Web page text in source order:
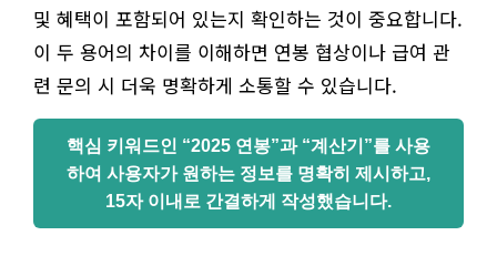
및 혜택이 포함되어 있는지 확인하는 것이 중요합니다.
이 두 용어의 차이를 이해하면 연봉 협상이나 급여 관
련 문의 시 더욱 명확하게 소통할 수 있습니다.
핵심 키워드인 “2025 연봉”과 “계산기”를 사용
하여 사용자가 원하는 정보를 명확히 제시하고,
15자 이내로 간결하게 작성했습니다.